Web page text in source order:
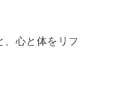
心と体をリフ